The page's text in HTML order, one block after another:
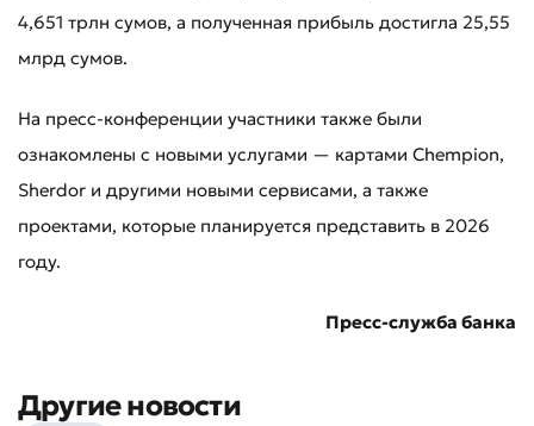
Отправить
* Все поля обязательны для заполнения
4,651 трлн сумов, а полученная прибыль достигла 25,55
млрд сумов.
На пресс-конференции участники также были
ознакомлены с новыми услугами — картами Chempion,
Sherdor и другими новыми сервисами, а также
проектами, которые планируется представить в 2026
году.
Пресс-служба банка
Другие новости